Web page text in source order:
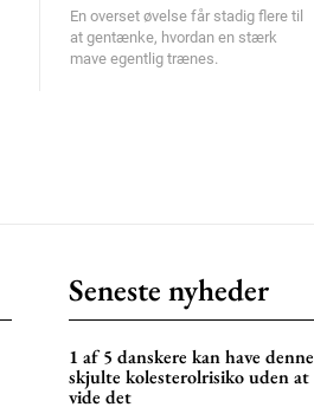
En overset øvelse får stadig flere til
at gentænke, hvordan en stærk
mave egentlig trænes.
Seneste nyheder
1 af 5 danskere kan have denne
skjulte kolesterolrisiko uden at
vide det